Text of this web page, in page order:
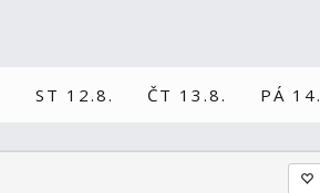
ST 12.8. ČT 13.8. PÁ